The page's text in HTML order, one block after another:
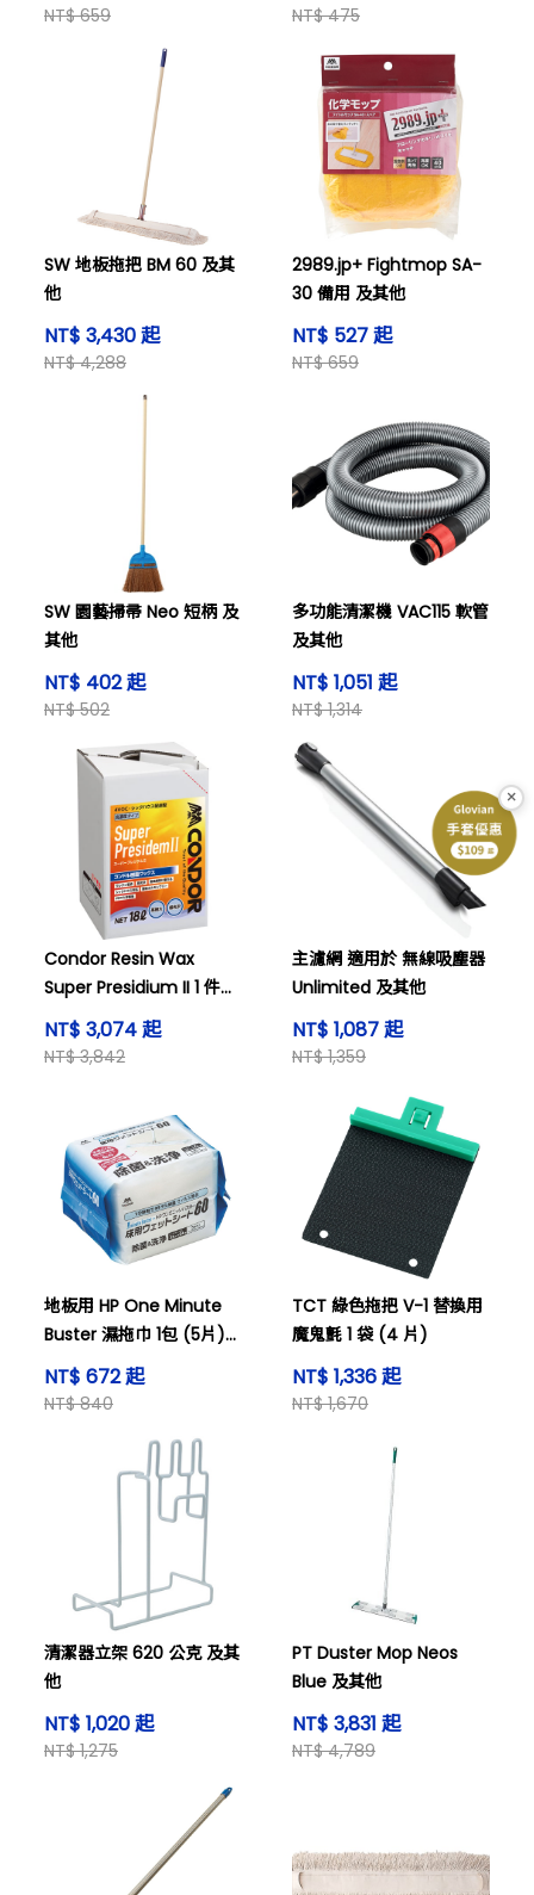
NT$ 659 NT$ 475
SW 地板拖把 BM 60 及其
他
NT$ 3,430 起
NT$ 4,288
2989.jp+ Fightmop SA-
30 備用 及其他
NT$ 527 起
NT$ 659
SW 園藝掃帚 Neo 短柄 及
其他
NT$ 402 起
NT$ 502
多功能清潔機 VAC115 軟管
及其他
NT$ 1,051 起
NT$ 1,314
Condor Resin Wax
Super Presidium II 1 件
(18公升裝) 及其他
NT$ 3,074 起
NT$ 3,842
主濾網 適用於 無線吸塵器
Unlimited 及其他
NT$ 1,087 起
NT$ 1,359
地板用 HP One Minute
Buster 濕拖巾 1包 (5片)
及其他
NT$ 672 起
NT$ 840
TCT 綠色拖把 V-1 替換用
魔鬼氈 1 袋 (4 片)
NT$ 1,336 起
NT$ 1,670
清潔器立架 620 公克 及其
他
NT$ 1,020 起
NT$ 1,275
PT Duster Mop Neos
Blue 及其他
NT$ 3,831 起
NT$ 4,789
×